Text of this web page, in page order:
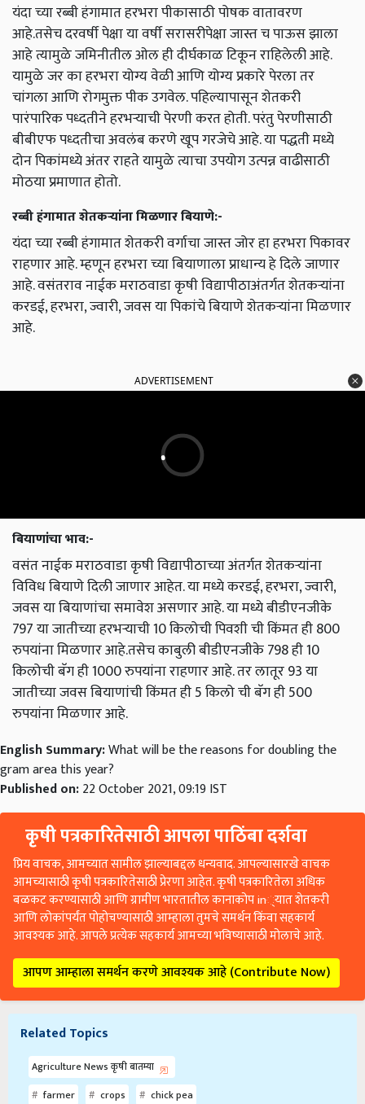
यंदा च्या रब्बी हंगामात हरभरा पीकासाठी पोषक वातावरण
आहे.तसेच दरवर्षी पेक्षा या वर्षी सरासरीपेक्षा जास्त च पाऊस झाला
आहे त्यामुळे जमिनीतील ओल ही दीर्घकाळ टिकून राहिलेली आहे.
यामुळे जर का हरभरा योग्य वेळी आणि योग्य प्रकारे पेरला तर
चांगला आणि रोगमुक्त पीक उगवेल. पहिल्यापासून शेतकरी
पारंपारिक पध्दतीने हरभऱ्याची पेरणी करत होती. परंतु पेरणीसाठी
बीबीएफ पध्दतीचा अवलंब करणे खूप गरजेचे आहे. या पद्धती मध्ये
दोन पिकांमध्ये अंतर राहते यामुळे त्याचा उपयोग उत्पन्न वाढीसाठी
मोठया प्रमाणात होतो.
रब्बी हंगामात शेतकऱ्यांना मिळणार बियाणे:-
यंदा च्या रब्बी हंगामात शेतकरी वर्गाचा जास्त जोर हा हरभरा पिकावर
राहणार आहे. म्हणून हरभरा च्या बियाणाला प्राधान्य हे दिले जाणार
आहे. वसंतराव नाईक मराठवाडा कृषी विद्यापीठाअंतर्गत शेतकऱ्यांना
करडई, हरभरा, ज्वारी, जवस या पिकांचे बियाणे शेतकऱ्यांना मिळणार
आहे.
बियाणांचा भाव:-
वसंत नाईक मराठवाडा कृषी विद्यापीठाच्या अंतर्गत शेतकऱ्यांना
विविध बियाणे दिली जाणार आहेत. या मध्ये करडई, हरभरा, ज्वारी,
जवस या बियाणांचा समावेश असणार आहे. या मध्ये बीडीएनजीके
797 या जातीच्या हरभऱ्याची 10 किलोची पिवशी ची किंमत ही 800
रुपयांना मिळणार आहे.तसेच काबुली बीडीएनजीके 798 ही 10
किलोची बॅग ही 1000 रुपयांना राहणार आहे. तर लातूर 93 या
जातीच्या जवस बियाणांची किंमत ही 5 किलो ची बॅग ही 500
रुपयांना मिळणार आहे.
gram area this year?
Published on:22 October 2021, 09:19 IST
कृषी पत्रकारितेसाठी आपला पाठिंबा दर्शवा
प्रिय वाचक, आमच्यात सामील झाल्याबद्दल धन्यवाद. आपल्यासारखे वाचक
आमच्यासाठी कृषी पत्रकारितेसाठी प्रेरणा आहेत. कृषी पत्रकारितेला अधिक
बळकट करण्यासाठी आणि ग्रामीण भारतातील कानाकोप in्यात शेतकरी
आणि लोकांपर्यंत पोहोचण्यासाठी आम्हाला तुमचे समर्थन किंवा सहकार्य
आवश्यक आहे. आपले प्रत्येक सहकार्य आमच्या भविष्यासाठी मोलाचे आहे.
आपण आम्हाला समर्थन करणे आवश्यक आहे (Contribute Now)
farmer
crops chick pea